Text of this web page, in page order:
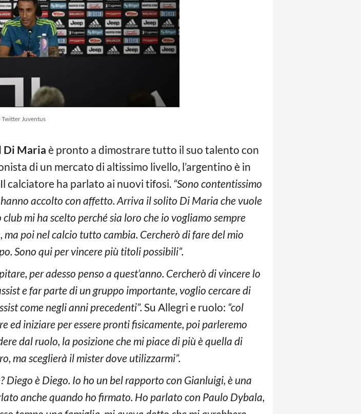
Twitter Juventus
Di Mariaè pronto a dimostrare tutto il suo talento con
di un mercato di altissimo livello, l’argentino è in
calciatore ha parlato ai nuovi tifosi. “Sono contentissimo
accolto con affetto. Arriva il solito Di Maria che vuole
mi ha scelto perché sia loro che io vogliamo sempre
poi nel calcio tutto cambia. Cercherò di fare del mio
Sono qui per vincere più titoli possibili”.
per adesso penso a quest’anno. Cercherò di vincere lo
e far parte di un gruppo importante, voglio cercare di
come negli anni precedenti”. Su Allegri e ruolo: “col
ed iniziare per essere pronti fisicamente, poi parleremo
dal ruolo, la posizione che mi piace di più è quella di
ma sceglierà il mister dove utilizzarmi”.
è Diego. Io ho un bel rapporto con Gianluigi, è una
anche quando ho firmato. Ho parlato con Paulo Dybala,